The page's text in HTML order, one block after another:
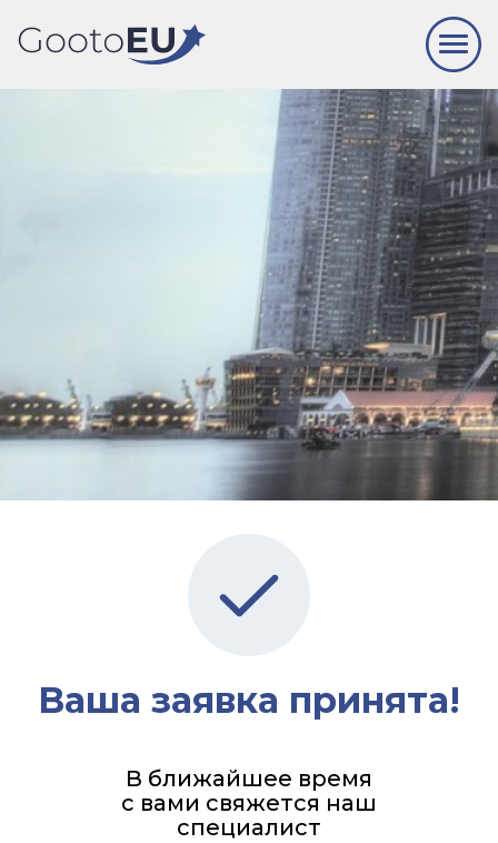
Ваша заявка принята!
В ближайшее время
с вами свяжется наш
специалист